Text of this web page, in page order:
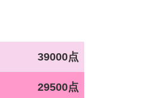
39000点
29500点